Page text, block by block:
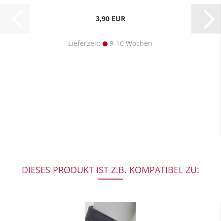
3,90 EUR
Lieferzeit: 9-10 Wochen
DIESES PRODUKT IST Z.B. KOMPATIBEL ZU: